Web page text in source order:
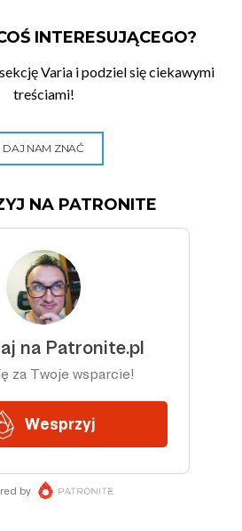
INTERESUJĄCEGO?
Varia i podziel się ciekawymi
treściami!
DAJ NAM ZNAĆ
NA PATRONITE